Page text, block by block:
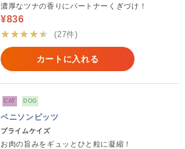
濃厚なツナの香りにパートナーくぎづけ！
¥836
★★★★★
(27件)
カートに入れる
CAT DOG
ベニソンビッツ
プライムケイズ
お肉の旨みをギュッとひと粒に凝縮！